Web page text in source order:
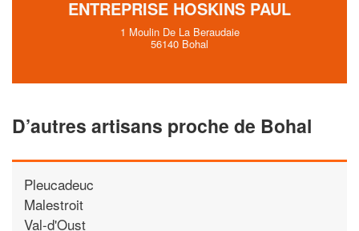
ENTREPRISE HOSKINS PAUL
1 Moulin De La Beraudaie
56140 Bohal
D’autres artisans proche de Bohal
Pleucadeuc
Malestroit
Val-d'Oust